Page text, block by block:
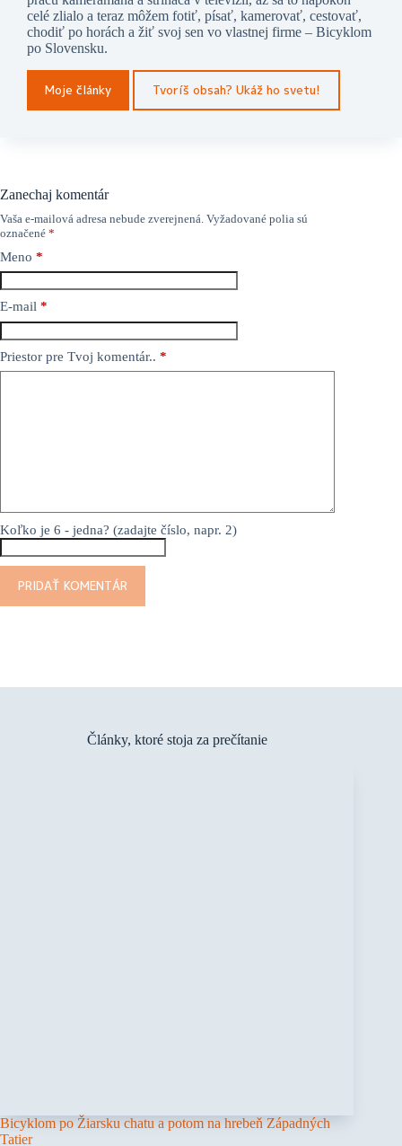
celé zlialo a teraz môžem fotiť, písať, kamerovať, cestovať,
chodiť po horách a žiť svoj sen vo vlastnej firme – Bicyklom
po Slovensku.
Moje články Tvoríš obsah? Ukáž ho svetu!
Zanechaj komentár
Vaša e-mailová adresa nebude zverejnená. Vyžadované polia sú
označené *
Meno *
E-mail *
Priestor pre Tvoj komentár.. *
Koľko je 6 - jedna? (zadajte číslo, napr. 2)
PRIDAŤ KOMENTÁR
Články, ktoré stoja za prečítanie
Bicyklom po Žiarsku chatu a potom na hrebeň Západných
Tatier